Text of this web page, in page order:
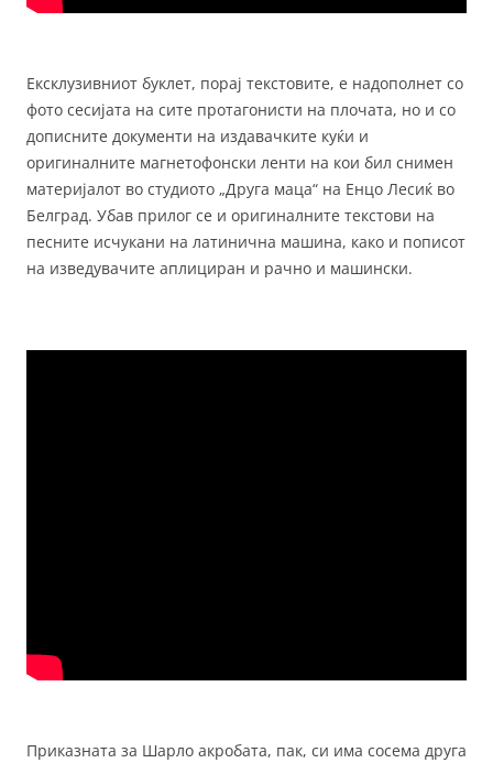
Ексклузивниот буклет, порај текстовите, е надополнет со
фото сесијата на сите протагонисти на плочата, но и со
дописните документи на издавачките куќи и
оригиналните магнетофонски ленти на кои бил снимен
материјалот во студиото „Друга маца“ на Енцо Лесиќ во
Белград. Убав прилог се и оригиналните текстови на
песните исчукани на латинична машина, како и пописот
на изведувачите аплициран и рачно и машински.
Приказната за Шарло акробата, пак, си има сосема друга